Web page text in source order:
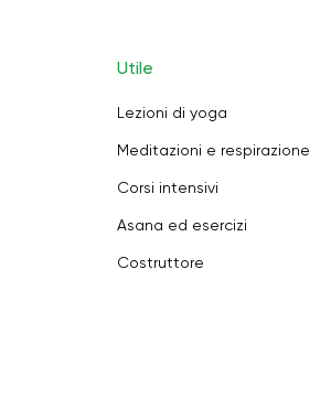
Utile
Lezioni di yoga
Meditazioni e respirazione
Corsi intensivi
Asana ed esercizi
Costruttore